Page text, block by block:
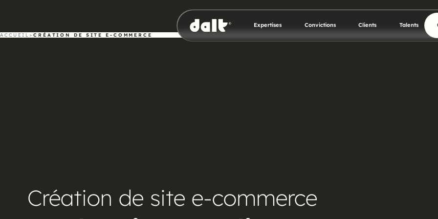
Expertises
Convictions
Clients
Talents
ACCUEIL>CRÉATION DE SITE E-COMMERCE
Création de site e-commerce